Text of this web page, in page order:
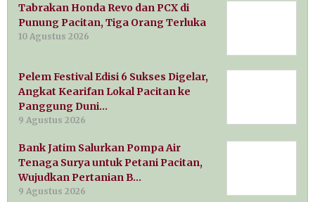
Tabrakan Honda Revo dan PCX di
Punung Pacitan, Tiga Orang Terluka
10 Agustus 2026
Pelem Festival Edisi 6 Sukses Digelar,
Angkat Kearifan Lokal Pacitan ke
Panggung Duni…
9 Agustus 2026
Bank Jatim Salurkan Pompa Air
Tenaga Surya untuk Petani Pacitan,
Wujudkan Pertanian B…
9 Agustus 2026